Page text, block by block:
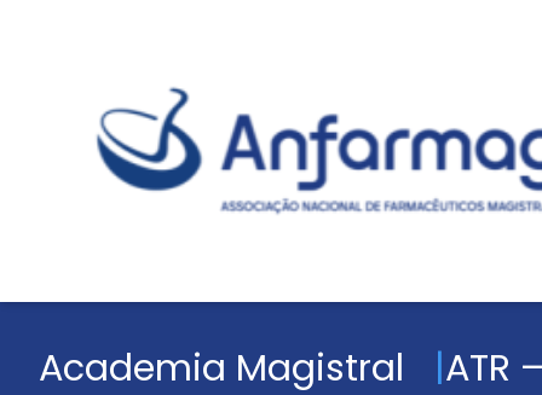
Academia Magistral ATR